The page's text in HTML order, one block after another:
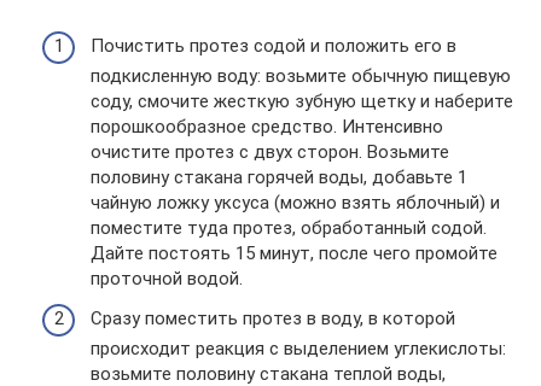
Почистить протез содой и положить его в
подкисленную воду: возьмите обычную пищевую
соду, смочите жесткую зубную щетку и наберите
порошкообразное средство. Интенсивно
очистите протез с двух сторон. Возьмите
половину стакана горячей воды, добавьте 1
чайную ложку уксуса (можно взять яблочный) и
поместите туда протез, обработанный содой.
Дайте постоять 15 минут, после чего промойте
проточной водой.
Сразу поместить протез в воду, в которой
происходит реакция с выделением углекислоты:
возьмите половину стакана теплой воды,